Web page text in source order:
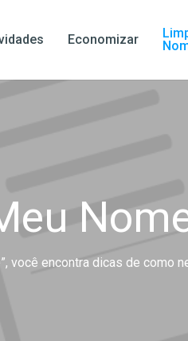
Economizar
você encontra dicas de